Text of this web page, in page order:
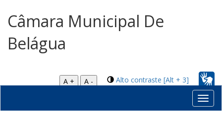
Câmara Municipal De
Belágua
Alto contraste [Alt + 3]
A +
A -